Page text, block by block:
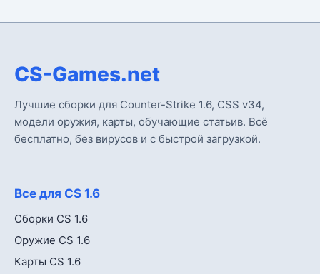
CS-Games.net
Лучшие сборки для Counter-Strike 1.6, CSS v34,
модели оружия, карты, обучающие статьив. Всё
бесплатно, без вирусов и с быстрой загрузкой.
Все для CS 1.6
Сборки CS 1.6
Оружие CS 1.6
Карты CS 1.6